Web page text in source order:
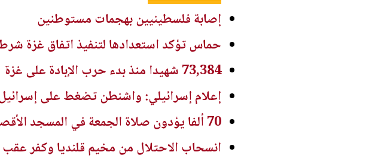
إصابة فلسطينيين بهجمات مستوطنين
حماس تؤكد استعدادها لتنفيذ اتفاق غزة شرط
73,384 شهيدا منذ بدء حرب الإبادة على غزة
إعلام إسرائيلي: واشنطن تضغط على
70 ألفا يؤدون صلاة الجمعة في المسجد الأقصى
انسحاب الاحتلال من مخيم قلنديا وكفر